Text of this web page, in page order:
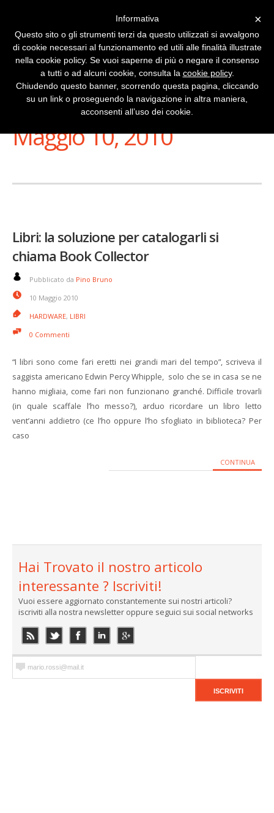
Stai Visualizzando
Maggio 10, 2010
Libri: la soluzione per catalogarli si
chiama Book Collector
Pubblicato da Pino Bruno
10 Maggio 2010
HARDWARE, LIBRI
0 Commenti
“I libri sono come fari eretti nei grandi mari del tempo”, scriveva il
saggista americano Edwin Percy Whipple, solo che se in casa se ne
hanno migliaia, come fari non funzionano granché. Difficile trovarli
(in quale scaffale l’ho messo?), arduo ricordare un libro letto
vent’anni addietro (ce l’ho oppure l’ho sfogliato in biblioteca? Per
caso
CONTINUA
Hai Trovato il nostro articolo
interessante ? Iscriviti!
Vuoi essere aggiornato constantemente sui nostri articoli?
iscriviti alla nostra newsletter oppure seguici sui social networks
×
Informativa
Questo sito o gli strumenti terzi da questo utilizzati si avvalgono
di cookie necessari al funzionamento ed utili alle finalità illustrate
nella cookie policy. Se vuoi saperne di più o negare il consenso
a tutti o ad alcuni cookie, consulta la cookie policy.
Chiudendo questo banner, scorrendo questa pagina, cliccando
su un link o proseguendo la navigazione in altra maniera,
acconsenti all’uso dei cookie.